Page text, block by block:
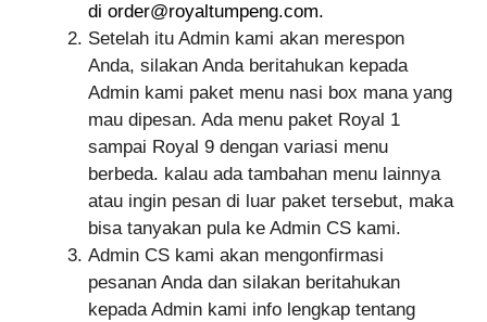
di order@royaltumpeng.com.
Setelah itu Admin kami akan merespon
Anda, silakan Anda beritahukan kepada
Admin kami paket menu nasi box mana yang
mau dipesan. Ada menu paket Royal 1
sampai Royal 9 dengan variasi menu
berbeda. kalau ada tambahan menu lainnya
atau ingin pesan di luar paket tersebut, maka
bisa tanyakan pula ke Admin CS kami.
Admin CS kami akan mengonfirmasi
pesanan Anda dan silakan beritahukan
kepada Admin kami info lengkap tentang